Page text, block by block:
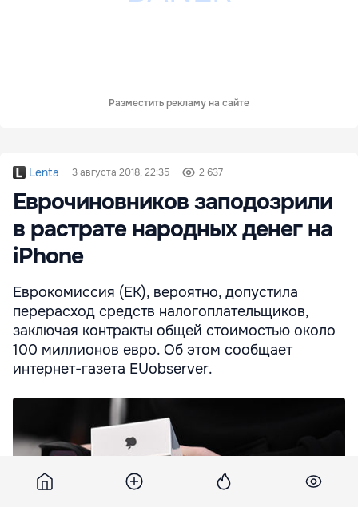
Разместить рекламу на сайте
Lenta 3 августа 2018, 22:35 2 637
Еврочиновников заподозрили
в растрате народных денег на
iPhone
Еврокомиссия (ЕК), вероятно, допустила
перерасход средств налогоплательщиков,
заключая контракты общей стоимостью около
100 миллионов евро. Об этом сообщает
интернет-газета EUobserver.